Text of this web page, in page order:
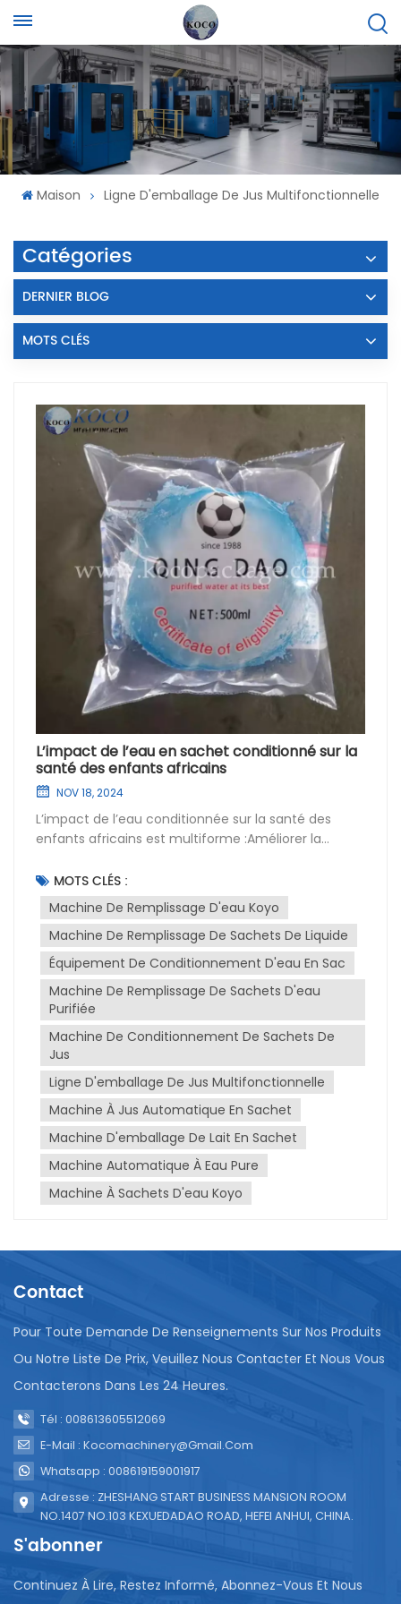
Maison Ligne D'emballage De Jus Multifonctionnelle
Catégories
DERNIER BLOG
MOTS CLÉS
L’impact de l’eau en sachet conditionné sur la
santé des enfants africains
NOV 18, 2024
L’impact de l’eau conditionnée sur la santé des
enfants africains est multiforme :Améliorer la
une option d’eau potable relativement sûre pour les
enfants africains, en particulier dans les zones où il y
a un manque d’installations d’eau potable.
L'utilisation d'eau conditionnée peut réduire les
maladies causées par la consommation de sources
d'eau contaminées, telles que la diarrhée, le choléra
et la typhoïde. Cela revêt une grande importance
pour réduire les maladies et la mortalité des enfants
causées par une eau potable insalubre.Commodité
et accessibilité : La portabilité et la facilité d’accès
de l’eau conditionnée permettent aux enfants et
aux familles d’obtenir plus facilement de l’eau
potable, en particulier dans les villes et certaines
zones aux infrastructures incomplètes. Cette
commodité contribue à augmenter la
consommation d’eau des enfants, ce qui est
bénéfique pour leur santé et leur
conditionnée contribue à réduire la propagation des
zones où les sources d'eau sont sujettes à la
enfants des maladies liées à l’eau.En résumé, l’eau
en sac a joué un rôle positif en fournissant de l’eau
potable aux enfants africains. Le machine de
fabrication d'eau en sachet, machines de
remplissage d'eau pure de poche lancés par notre
société répondent aux besoins locaux croissants en
eau potable et en santé en Afrique grâce à leur
l'environnement.
MOTS CLÉS :
Machine De Remplissage D'eau Koyo
Machine De Remplissage De Sachets De Liquide
Équipement De Conditionnement D'eau En Sac
Machine De Remplissage De Sachets D'eau
Purifiée
Machine De Conditionnement De Sachets De
Jus
Ligne D'emballage De Jus Multifonctionnelle
Machine À Jus Automatique En Sachet
Machine D'emballage De Lait En Sachet
Machine Automatique À Eau Pure
Machine À Sachets D'eau Koyo
Contact
Pour Toute Demande De Renseignements Sur Nos Produits
Ou Notre Liste De Prix, Veuillez Nous Contacter Et Nous Vous
Contacterons Dans Les 24 Heures.
Tél : 008613605512069
E-Mail : Kocomachinery@gmail.com
Whatsapp : 008619159001917
Adresse : ZHESHANG START BUSINESS MANSION ROOM
NO.1407 NO.103 KEXUEDADAO ROAD, HEFEI ANHUI, CHINA.
S'abonner
Continuez À Lire, Restez Informé, Abonnez-Vous Et Nous